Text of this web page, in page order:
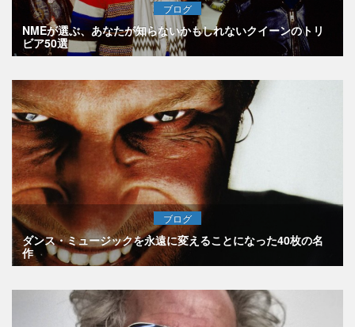
ブログ
NMEが選ぶ、あなたが知らないかもしれないクイーンのトリ
ビア50選
ブログ
ダンス・ミュージックを永遠に変えることになった40枚の名
作